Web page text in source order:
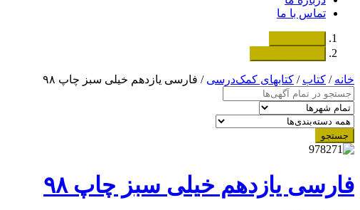
تماس با ما
خانه / کتاب / کتابهای کمک‌درسی / فارسی یازدهم خیلی سبز چاپ ۹۸
جستجو
فارسی یازدهم خیلی سبز چاپ ۹۸